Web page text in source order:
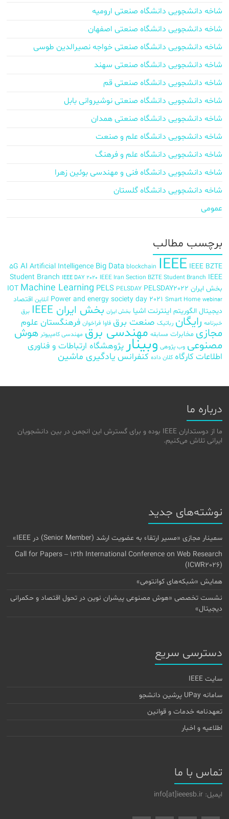
شاخه دانشجویی دانشگاه صنعتی ارومیه
شاخه دانشجویی دانشگاه صنعتی اصفهان
شاخه دانشجویی دانشگاه صنعتی خواجه نصیرالدین طوسی
شاخه دانشجویی دانشگاه صنعتی سهند
شاخه دانشجویی دانشگاه صنعتی قم
شاخه دانشجویی دانشگاه صنعتی نوشیروانی بابل
شاخه دانشجویی دانشگاه صنعتی همدان
شاخه دانشجویی دانشگاه علم و صنعت
شاخه دانشجویی دانشگاه علم و فرهنگ
شاخه دانشجویی دانشگاه فنی و مهندسی بوئین زهرا
شاخه دانشجویی دانشگاه گلستان
عمومی
برچسب‌ مطالب
5G AI Artificial Intelligence Big Data blockchain IEEE IEEE BZTE
Student Branch IEEE DAY 2020 IEEE Iran Section BZTE Student Branch IEEE
بخش ایران
IOT Machine Learning PELS PELSDAY PELSDAY2022
Power and energy society day 2021 Smart Home webinar آنلاین اقتصاد
دیجیتال الگوریتم اینترنت اشیا بخش ایران بخش ایران IEEE
برق
خبرنامه رایگان رباتیک صنعت برق فاوا فراخوان فرهنگستان علوم
مجازی مخابرات مسابقه مهندسی برق مهندسی کامپیوتر هوش
مصنوعی وب پژوهی وبینارپژوهشگاه ارتباطات و فناوری
اطلاعات کارگاه کلان داده کنفرانس یادگیری ماشین
درباره ما
ما از دوستداران IEEE بوده و برای گسترش این انجمن در بین دانشجویان
ایرانی تلاش می‌کنیم.
نوشته‌های جدید
سمینار مجازی «مسیر ارتقاء به عضویت ارشد (Senior Member) در IEEE»
Call for Papers – 12th International Conference on Web Research
(ICWR2026)
همایش «شبکه‌های کوانتومی»
نشست تخصصی «هوش مصنوعی پیشران نوین در تحول اقتصاد و حکمرانی
دیجیتال»
دسترسی سریع
سایت IEEE
سامانه UPay پرشین دانشجو
تعهدنامه خدمات و قوانین
اطلاعیه و اخبار
تماس با ما
ایمیل: info[at]ieeesb.ir